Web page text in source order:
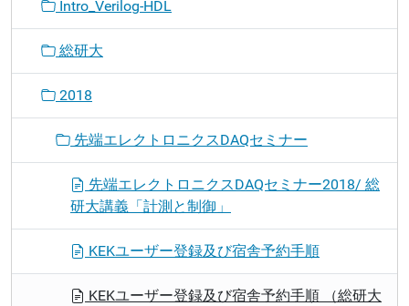
Intro_Verilog-HDL
総研大
2018
先端エレクトロニクスDAQセミナー
先端エレクトロニクスDAQセミナー2018/ 総
研大講義「計測と制御」
KEKユーザー登録及び宿舎予約手順
KEKユーザー登録及び宿舎予約手順 （総研大